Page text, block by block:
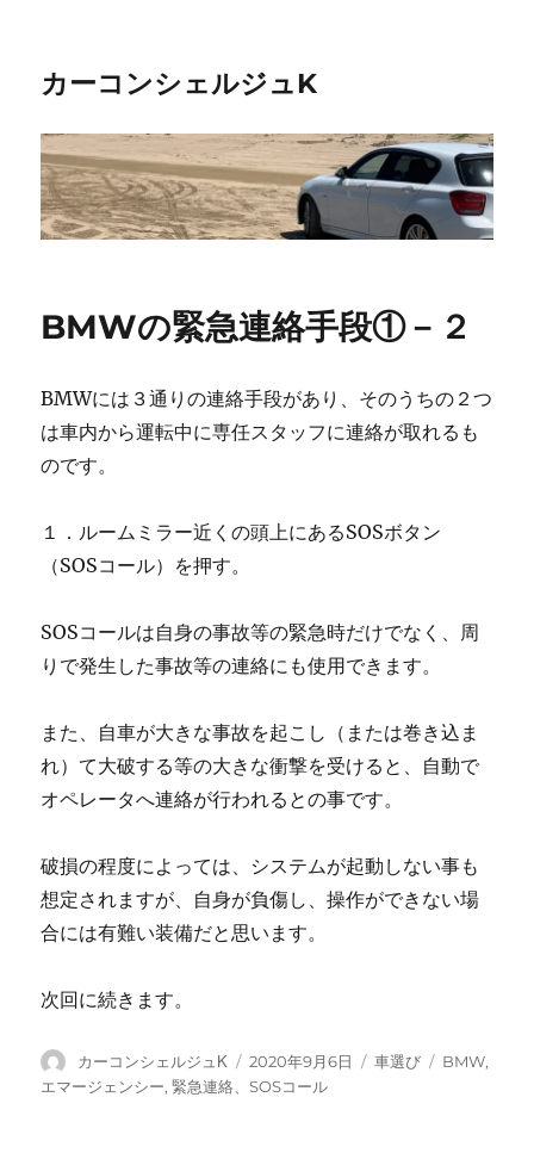
カーコンシェルジュK
BMWの緊急連絡手段①－２
BMWには３通りの連絡手段があり、そのうちの２つ
は車内から運転中に専任スタッフに連絡が取れるも
のです。
１．ルームミラー近くの頭上にあるSOSボタン
（SOSコール）を押す。
SOSコールは自身の事故等の緊急時だけでなく、周
りで発生した事故等の連絡にも使用できます。
また、自車が大きな事故を起こし（または巻き込ま
れ）て大破する等の大きな衝撃を受けると、自動で
オペレータへ連絡が行われるとの事です。
破損の程度によっては、システムが起動しない事も
想定されますが、自身が負傷し、操作ができない場
合には有難い装備だと思います。
次回に続きます。
投
稿
カーコンシェルジュK
投
稿
2020年9月6日
カ
車選び
タ
BMW,
エマージェンシー,緊急連絡、SOSコール